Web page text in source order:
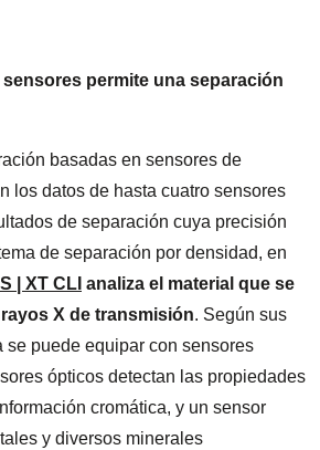
permite una separación
basadas en sensores de
los datos de hasta cuatro sensores
de separación cuya precisión
de separación por densidad, en
| XT CLI analiza el material que se
X de transmisión. Según sus
se puede equipar con sensores
ópticos detectan las propiedades
cromática, y un sensor
y diversos minerales